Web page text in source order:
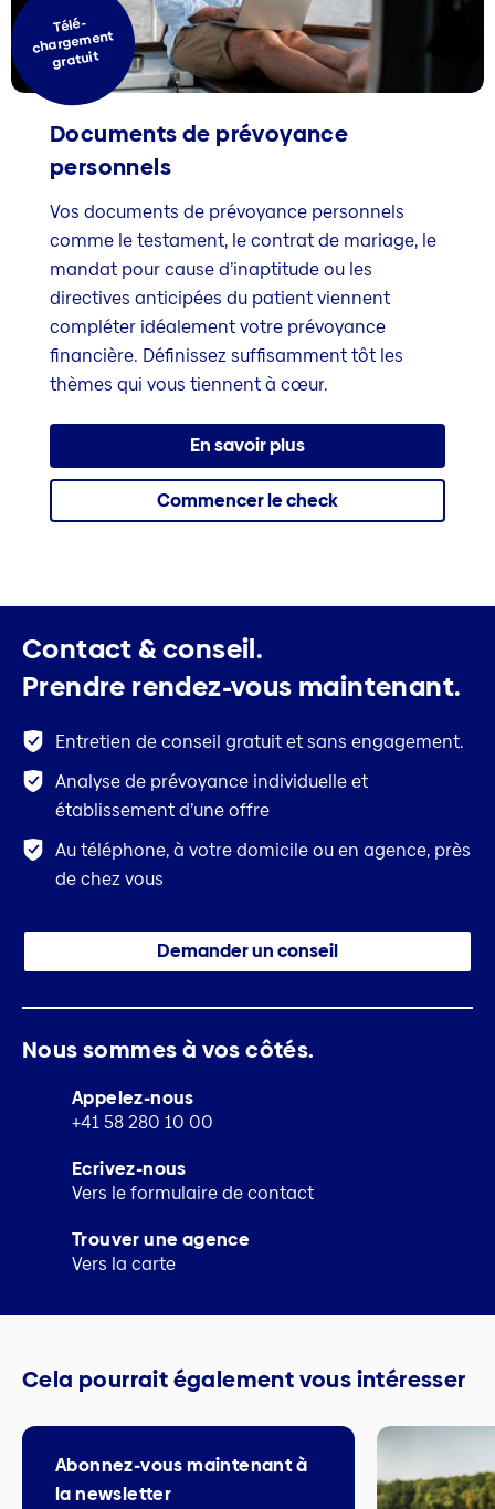
Télé-
chargement
gratuit
Documents de prévoyance
personnels
Vos documents de prévoyance personnels
comme le testament, le contrat de mariage, le
mandat pour cause d’inaptitude ou les
directives anticipées du patient viennent
compléter idéalement votre prévoyance
financière. Définissez suffisamment tôt les
thèmes qui vous tiennent à cœur.
En savoir plus
Commencer le check
Contact & conseil.
Prendre rendez-vous maintenant.
Entretien de conseil gratuit et sans engagement.
Analyse de prévoyance individuelle et
établissement d’une offre
Au téléphone, à votre domicile ou en agence, près
de chez vous
Demander un conseil
Nous sommes à vos côtés.
Appelez-nous
+41 58 280 10 00
Ecrivez-nous
Vers le formulaire de contact
Trouver une agence
Vers la carte
Cela pourrait également vous intéresser
Abonnez-vous maintenant à
la newsletter